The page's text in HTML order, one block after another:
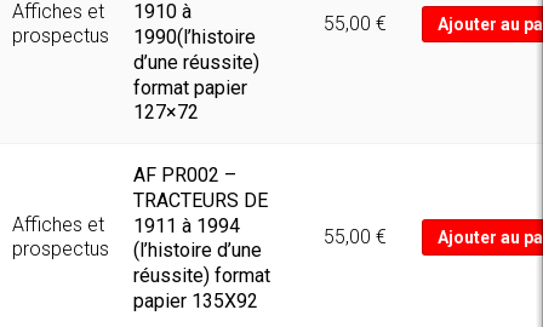
Affiches et
prospectus
1910 à
1990(l’histoire
d’une réussite)
format papier
127×72
55,00 € Ajouter au
Affiches et
prospectus
AF PR002 –
TRACTEURS DE
1911 à 1994
(l’histoire d’une
réussite) format
papier 135X92
55,00 € Ajouter au